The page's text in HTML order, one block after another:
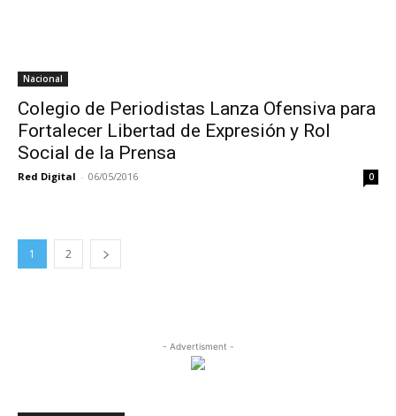
Nacional
Colegio de Periodistas Lanza Ofensiva para
Fortalecer Libertad de Expresión y Rol
Social de la Prensa
Red Digital - 06/05/2016 0
1 2
- Advertisment -